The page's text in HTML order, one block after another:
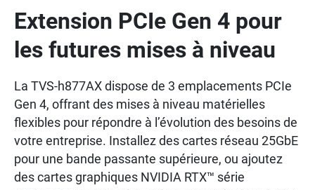
Extension PCIe Gen 4 pour
les futures mises à niveau
La TVS-h877AX dispose de 3 emplacements PCIe
Gen 4, offrant des mises à niveau matérielles
flexibles pour répondre à l’évolution des besoins de
votre entreprise. Installez des cartes réseau 25GbE
pour une bande passante supérieure, ou ajoutez
des cartes graphiques NVIDIA RTX™ série